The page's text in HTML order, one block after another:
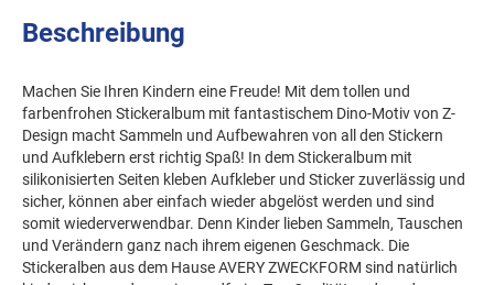
Beschreibung
Machen Sie Ihren Kindern eine Freude! Mit dem tollen und
farbenfrohen Stickeralbum mit fantastischem Dino-Motiv von Z-
Design macht Sammeln und Aufbewahren von all den Stickern
und Aufklebern erst richtig Spaß! In dem Stickeralbum mit
silikonisierten Seiten kleben Aufkleber und Sticker zuverlässig und
sicher, können aber einfach wieder abgelöst werden und sind
somit wiederverwendbar. Denn Kinder lieben Sammeln, Tauschen
und Verändern ganz nach ihrem eigenen Geschmack. Die
Stickeralben aus dem Hause AVERY ZWECKFORM sind natürlich